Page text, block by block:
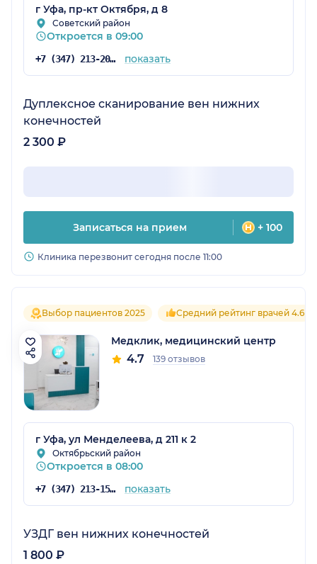
г Уфа, пр-кт Октября, д 8
Советский район
Откроется в 09:00
+7 (347) 213-20-63 показать
Дуплексное сканирование вен нижних
конечностей
2 300 ₽
Записаться на прием + 100
Клиника перезвонит сегодня после 11:00
Выбор пациентов 2025 Средний рейтинг врачей 4.6
Медклик, медицинский центр
4.7 139 отзывов
г Уфа, ул Менделеева, д 211 к 2
Октябрьский район
Откроется в 08:00
+7 (347) 213-15-92 показать
УЗДГ вен нижних конечностей
1 800 ₽